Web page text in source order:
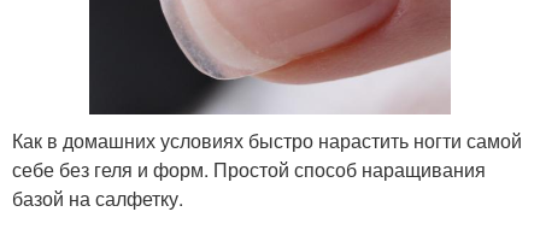
Как в домашних условиях быстро нарастить ногти самой
себе без геля и форм. Простой способ наращивания
базой на салфетку.